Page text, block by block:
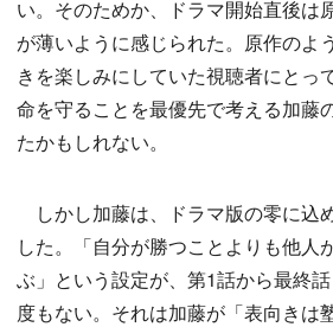
い。そのためか、ドラマ開始直後は
が薄いように感じられた。原作のよ
きを楽しみにしていた視聴者にとっ
命を守ることを最優先で考える加藤
たかもしれない。
しかし加藤は、ドラマ版の零に込
した。「自分が勝つことよりも他人
ぶ」という設定が、第1話から最終
度もない。それは加藤が「表向きは